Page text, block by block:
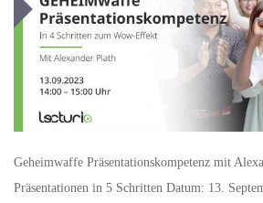
Geheimwaffe Präsentationskompetenz mit
Präsentationen in 5 Schritten Datum: 13.